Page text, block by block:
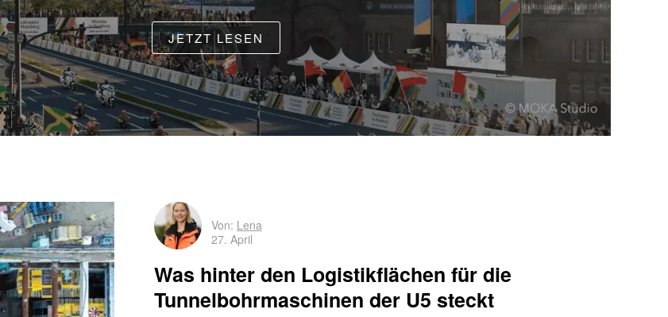
JETZT LESEN
Was hinter den Logistikflächen für die
Tunnelbohrmaschinen der U5 steckt
Von: Lena
27. April